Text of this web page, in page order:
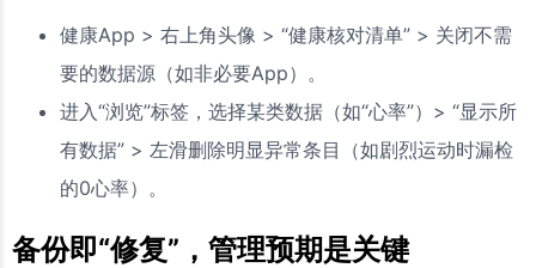
健康App > 右上角头像 > “健康核对清单” > 关闭不需
要的数据源（如非必要App）。
进入“浏览”标签，选择某类数据（如“心率”）> “显示所
有数据” > 左滑删除明显异常条目（如剧烈运动时漏检
的0心率）。
备份即“修复”，管理预期是关键